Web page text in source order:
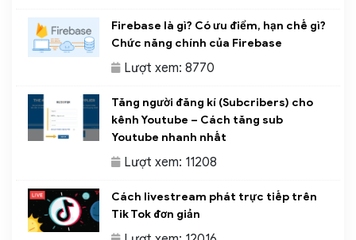
Firebase là gì? Có ưu điểm, hạn chế gì?
Chức năng chính của Firebase
Lượt xem: 8770
Tăng người đăng kí (Subcribers) cho
kênh Youtube – Cách tăng sub
Youtube nhanh nhất
Lượt xem: 11208
Cách livestream phát trực tiếp trên
Tik Tok đơn giản